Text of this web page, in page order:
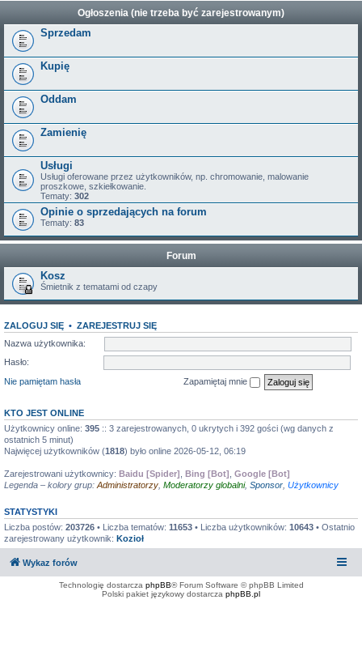
Ogłoszenia (nie trzeba być zarejestrowanym)
Sprzedam
Kupię
Oddam
Zamienię
Usługi
Usługi oferowane przez użytkowników, np. chromowanie, malowanie
proszkowe, szkiełkowanie.
Tematy: 302
Opinie o sprzedających na forum
Tematy: 83
Forum
Kosz
Śmietnik z tematami od czapy
ZALOGUJ SIĘ • ZAREJESTRUJ SIĘ
Nazwa użytkownika:
Hasło:
Nie pamiętam hasła
Zapamiętaj mnie
KTO JEST ONLINE
Użytkownicy online: 395 :: 3 zarejestrowanych, 0 ukrytych i 392 gości (wg danych z
ostatnich 5 minut)
Najwięcej użytkowników (1818) było online 2026-05-12, 06:19
Zarejestrowani użytkownicy: Baidu [Spider] Bing [Bot] Google [Bot]
Legenda – kolory grup: Administratorzy Moderatorzy globalni, Sponsor Użytkownicy
STATYSTYKI
Liczba postów: 203726 • Liczba tematów: 11653 • Liczba użytkowników: 10643 • Ostatnio
zarejestrowany użytkownik: Kozioł
Wykaz forów
Technologię dostarcza phpBB® Forum Software © phpBB Limited
Polski pakiet językowy dostarcza phpBB.pl